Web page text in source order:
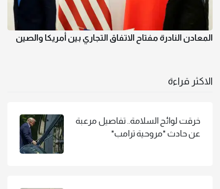
المعادن النادرة مفتاح الاتفاق التجاري بين أمريكا والصين
الاكثر قراءة
خرقت لوائح السلامة.. تفاصيل مرعبة
عن حادث "مروحية ترامب"